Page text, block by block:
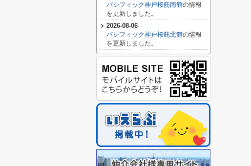
パシフィック神戸桜筋南館の情報
を更新しました。
2026-08-06
パシフィック神戸桜筋北館の情報
を更新しました。